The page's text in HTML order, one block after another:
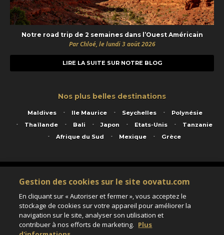
Notre road trip de 2 semaines dans l’Ouest Américain
Par Chloé, le lundi 3 août 2026
LIRE LA SUITE SUR NOTRE BLOG
Nos plus belles destinations
Maldives Ile Maurice Seychelles
Polynésie
Thaïlande
Bali Japon Etats-Unis
Tanzanie
Afrique du Sud
Mexique Grèce
Service animé par Nautil Voyages - 22 rue Georges Picquart 75017 Paris - S.A.S
au capital de 155 696 euros - RCS Paris B 423 671 973 - Code APE 7911Z
Matricule Atout France IM075100020 - Garantie financière Groupama - Agrément IATA
Assurance responsabilité civile et professionnelle HISCOX RCP0081066
Gestion des cookies sur le site oovatu.com
En cliquant sur « Autoriser et fermer », vous acceptez le
stockage de cookies sur votre appareil pour améliorer la
navigation sur le site, analyser son utilisation et
contribuer à nos efforts de marketing. Plus